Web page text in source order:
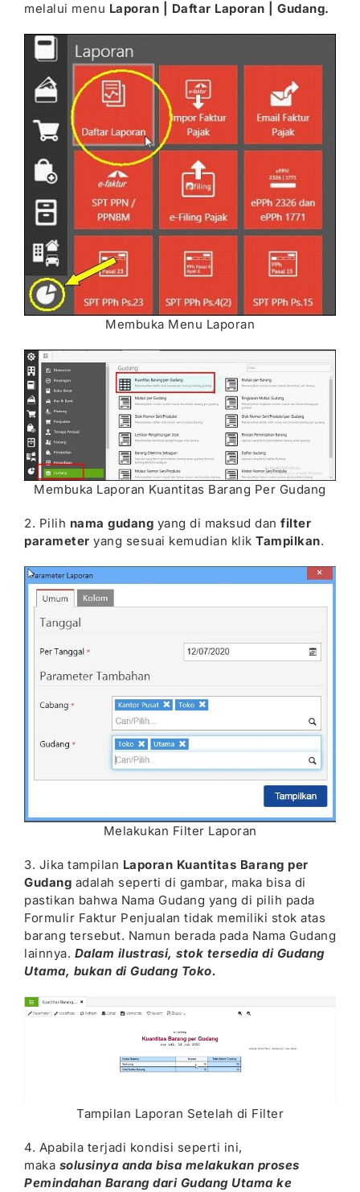
melalui menu Laporan | Daftar Laporan | Gudang.
Membuka Menu Laporan
Membuka Laporan Kuantitas Barang Per Gudang
2. Pilih nama gudang yang di maksud dan filter
parameter yang sesuai kemudian klik Tampilkan.
Melakukan Filter Laporan
3. Jika tampilan Laporan Kuantitas Barang per
Gudang adalah seperti di gambar, maka bisa di
pastikan bahwa Nama Gudang yang di pilih pada
Formulir Faktur Penjualan tidak memiliki stok atas
barang tersebut. Namun berada pada Nama Gudang
lainnya. Dalam ilustrasi, stok tersedia di Gudang
Utama, bukan di Gudang Toko.
Tampilan Laporan Setelah di Filter
4. Apabila terjadi kondisi seperti ini,
maka solusinya anda bisa melakukan proses
Pemindahan Barang dari Gudang Utama ke